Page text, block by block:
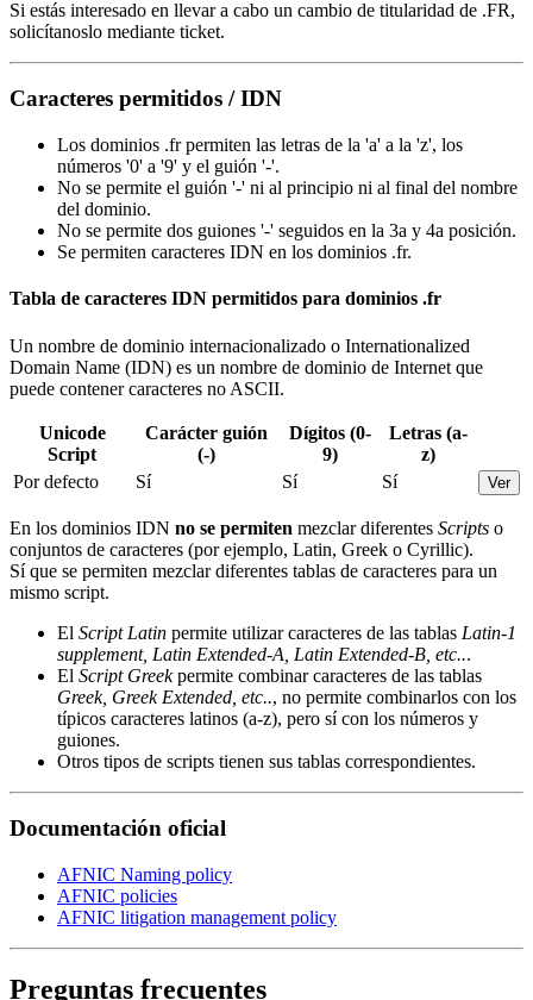
Si estás interesado en llevar a cabo un cambio de titularidad de .FR,
solicítanoslo mediante ticket.
Caracteres permitidos / IDN
Los dominios .fr permiten las letras de la 'a' a la 'z', los
números '0' a '9' y el guión '-'.
No se permite el guión '-' ni al principio ni al final del nombre
del dominio.
No se permite dos guiones '-' seguidos en la 3a y 4a posición.
Se permiten caracteres IDN en los dominios .fr.
Tabla de caracteres IDN permitidos para dominios .fr
Un nombre de dominio internacionalizado o Internationalized
Domain Name (IDN) es un nombre de dominio de Internet que
puede contener caracteres no ASCII.
Unicode
Script
Carácter guión
(-)
Dígitos (0-
9)
Letras (a-
z)
Por defecto
Sí Sí Sí Ver
En los dominios IDN no se permiten mezclar diferentes Scripts o
conjuntos de caracteres (por ejemplo, Latin, Greek o Cyrillic).
Sí que se permiten mezclar diferentes tablas de caracteres para un
mismo script.
El Script Latin permite utilizar caracteres de las tablas Latin-1
supplement, Latin Extended-A, Latin Extended-B, etc...
El Script Greekpermite combinar caracteres de las tablas
Greek, Greek Extended, etc.., no permite combinarlos con los
típicos caracteres latinos (a-z), pero sí con los números y
guiones.
Otros tipos de scripts tienen sus tablas correspondientes.
Documentación oficial
AFNIC Naming policy
AFNIC policies
AFNIC litigation management policy
Preguntas frecuentes